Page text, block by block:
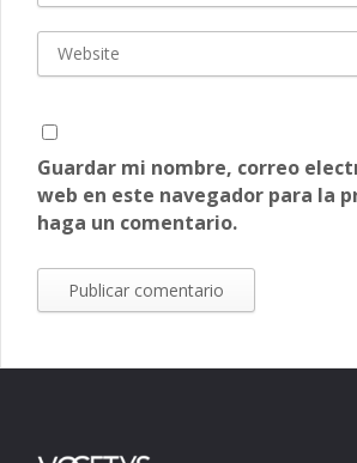
Guardar mi nombre, correo
web en este navegador para la
haga un comentario.